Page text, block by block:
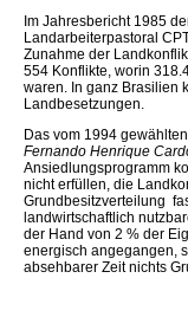
Im Jahresbericht 1985
Landarbeiterpastoral
Zunahme der
554 Konflikte, worin
waren. In ganz Brasilien
Landbesetzungen.
Das vom 1994
Fernando Henrique
Ansiedlungsprogramm
nicht erfüllen, die
Grundbesitzverteilung 
landwirtschaftlich
der Hand von 2 % der
energisch angegangen,
absehbarer Zeit nichts